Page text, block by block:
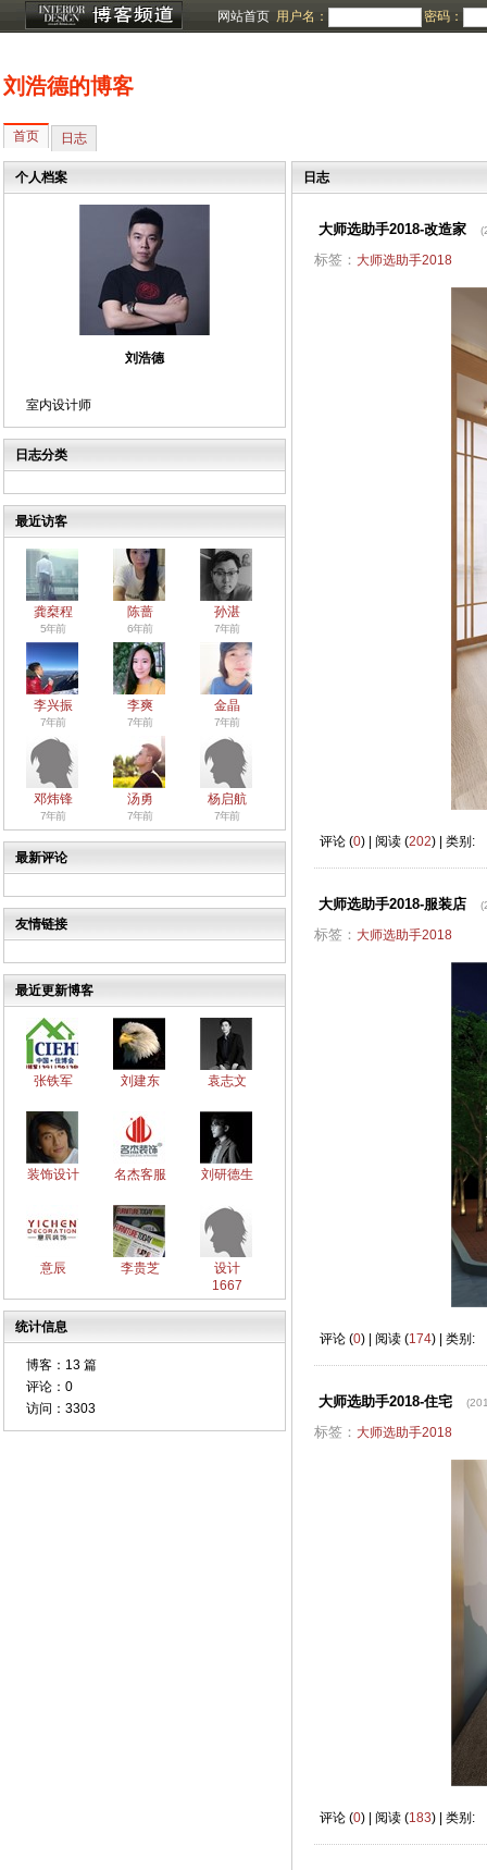
网站首页 用户名： 密码：
刘浩德的博客
首页 日志
个人档案
刘浩德
室内设计师
日志分类
最近访客
龚椉程
5年前
陈蔷
6年前
孙湛
7年前
李兴振
7年前
李爽
7年前
金晶
7年前
邓炜锋
7年前
汤勇
7年前
杨启航
7年前
最新评论
友情链接
最近更新博客
张铁军 刘建东 袁志文
装饰设计 名杰客服 刘研德生
意辰 李贵芝
设计
1667
统计信息
博客： 13 篇
评论： 0
访问： 3303
日志
大师选助手2018-改造家
标签： 大师选助手2018
评论 (0) | 阅读 (202) | 类别:
大师选助手2018-服装店
标签： 大师选助手2018
评论 (0) | 阅读 (174) | 类别:
大师选助手2018-住宅
标签： 大师选助手2018
评论 (0) | 阅读 (183) | 类别: